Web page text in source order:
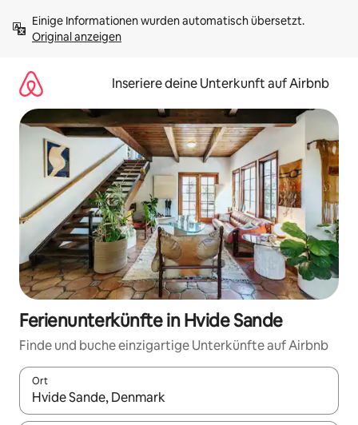
Inhalten
springenOriginal anzeigen
Inseriere deine Unterkunft auf Airbnb
Ferienunterkünfte in Hvide Sande
Finde und buche einzigartige Unterkünfte auf Airbnb
Ort
Wenn Ergebnisse verfügbar sind, navigiere mit den